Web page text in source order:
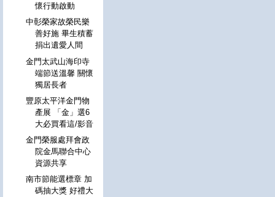
懷行動啟動
中彰榮家故榮民樂
善好施 畢生積蓄
捐出遺愛人間
金門太武山海印寺
端節送溫馨 關懷
獨居長者
豐原太平洋金門物
產展 「金」選6
大必買看這/影音
金門榮服處拜會政
院金馬聯合中心
資源共享
南市節能選標章 加
碼抽大獎 好禮大